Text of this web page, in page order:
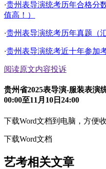
·贵州表导演统考历年合格分
值高！）
·贵州表导演统考历年真题（汇
·贵州表导演统考近十年参加
阅读原文内容投诉
贵州省2025表导演-服装表演
00:00至11月10日24:00
下载Word文档到电脑，方便
下载Word文档
艺考相关文章